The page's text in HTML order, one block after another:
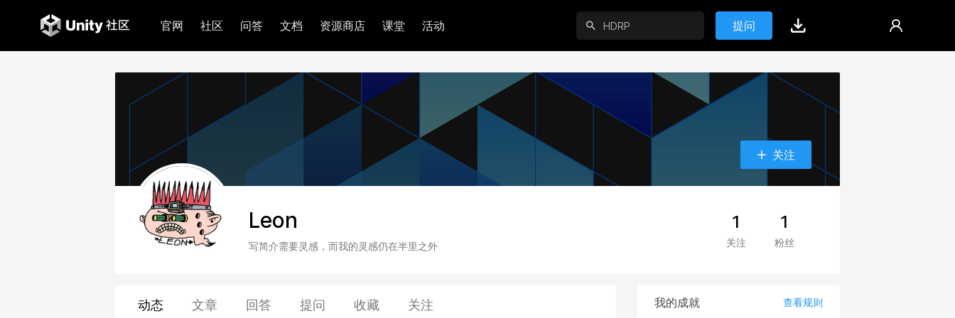
官网 社区 问答 文档 资源商店 课堂 活动 提问
关注
Leon
写简介需要灵感，而我的灵感仍在半里之外
1
关注
1
粉丝
动态 文章 回答 提问 收藏 关注 我的成就 查看规则